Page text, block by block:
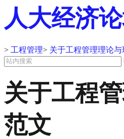
人大经济
> 工程管理> 关于工程管理理论
关于工程
范文​